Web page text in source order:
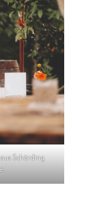
Schärding